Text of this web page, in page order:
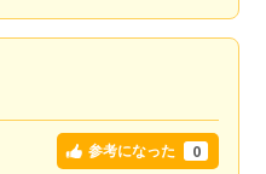
参考になった 0